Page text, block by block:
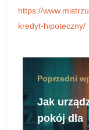
https://
kredyt-hipoteczny/
Poprzedni
Jak
pokój dla